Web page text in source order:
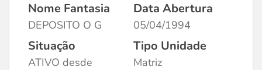
Nome Fantasia
DEPOSITO O G
Data Abertura
05/04/1994
Situação
ATIVO desde
Tipo Unidade
Matriz